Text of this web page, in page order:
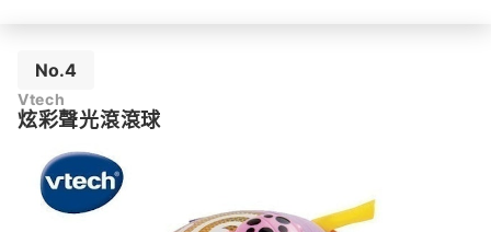
No.4
Vtech
炫彩聲光滾滾球